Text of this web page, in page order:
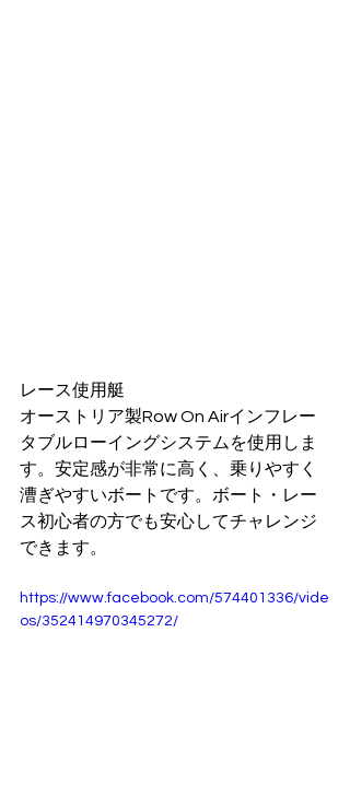
レース使用艇
オーストリア製Row On Airインフレー
タブルローイングシステムを使用しま
す。安定感が非常に高く、乗りやすく
漕ぎやすいボートです。ボート・レー
ス初心者の方でも安心してチャレンジ
できます。
https://www.facebook.com/574401336/vide
os/352414970345272/